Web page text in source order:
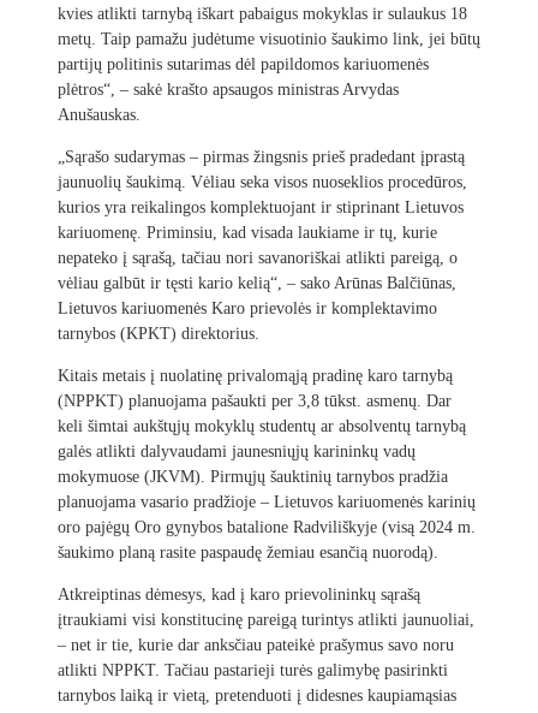
kvies atlikti tarnybą iškart pabaigus mokyklas ir sulaukus 18
metų. Taip pamažu judėtume visuotinio šaukimo link, jei būtų
partijų politinis sutarimas dėl papildomos kariuomenės
plėtros“, – sakė krašto apsaugos ministras Arvydas
Anušauskas.
„Sąrašo sudarymas – pirmas žingsnis prieš pradedant įprastą
jaunuolių šaukimą. Vėliau seka visos nuoseklios procedūros,
kurios yra reikalingos komplektuojant ir stiprinant Lietuvos
kariuomenę. Priminsiu, kad visada laukiame ir tų, kurie
nepateko į sąrašą, tačiau nori savanoriškai atlikti pareigą, o
vėliau galbūt ir tęsti kario kelią“, – sako Arūnas Balčiūnas,
Lietuvos kariuomenės Karo prievolės ir komplektavimo
tarnybos (KPKT) direktorius.
Kitais metais į nuolatinę privalomąją pradinę karo tarnybą
(NPPKT) planuojama pašaukti per 3,8 tūkst. asmenų. Dar
keli šimtai aukštųjų mokyklų studentų ar absolventų tarnybą
galės atlikti dalyvaudami jaunesniųjų karininkų vadų
mokymuose (JKVM). Pirmųjų šauktinių tarnybos pradžia
planuojama vasario pradžioje – Lietuvos kariuomenės karinių
oro pajėgų Oro gynybos batalione Radviliškyje (visą 2024 m.
šaukimo planą rasite paspaudę žemiau esančią nuorodą).
Atkreiptinas dėmesys, kad į karo prievolininkų sąrašą
įtraukiami visi konstitucinę pareigą turintys atlikti jaunuoliai,
– net ir tie, kurie dar anksčiau pateikė prašymus savo noru
atlikti NPPKT. Tačiau pastarieji turės galimybę pasirinkti
tarnybos laiką ir vietą, pretenduoti į didesnes kaupiamąsias